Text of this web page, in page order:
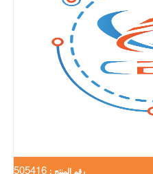
رقم المنتج :